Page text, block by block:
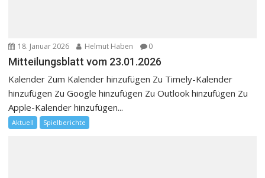
18. Januar 2026 Helmut Haben 0
Mitteilungsblatt vom 23.01.2026
Kalender Zum Kalender hinzufügen Zu Timely-Kalender
hinzufügen Zu Google hinzufügen Zu Outlook hinzufügen Zu
Apple-Kalender hinzufügen...
Aktuell Spielberichte